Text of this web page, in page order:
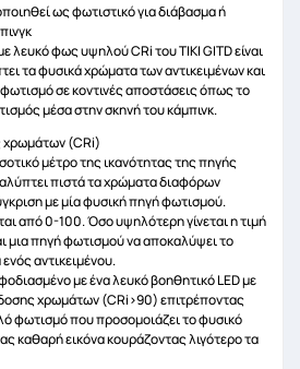
ως φωτιστικό για διάβασμα ή
λευκό φως υψηλού CRi του TIKI GITD είναι
τα φυσικά χρώματα των αντικειμένων και
φωτισμό σε κοντινές αποστάσεις όπως το
μέσα στην σκηνή του κάμπινκ.
χρωμάτων (CRi)
μέτρο της ικανότητας της πηγής
πιστά τα χρώματα διαφόρων
με μία φυσική πηγή φωτισμού.
από 0-100. Όσο υψηλότερη γίνεται η τιμή
μια πηγή φωτισμού να αποκαλύψει το
αντικειμένου.
με ένα λευκό βοηθητικό LED με
χρωμάτων (CRi>90) επιτρέποντας
φωτισμό που προσομοιάζει το φυσικό
καθαρή εικόνα κουράζοντας λιγότερο τα